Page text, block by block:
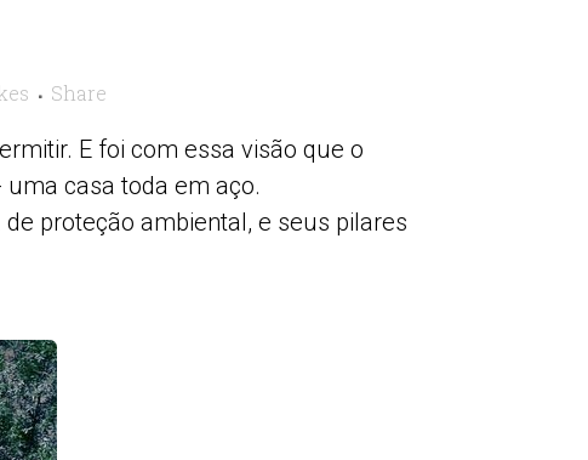
Share
E foi com essa visão que o
casa toda em aço.
proteção ambiental, e seus pilares